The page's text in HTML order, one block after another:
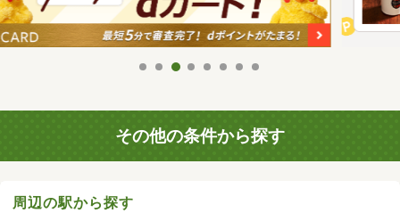
その他の条件から探す
周辺の駅から探す